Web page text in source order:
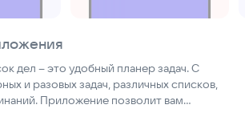
дел – это удобный планер задач. С
и разовых задач, различных списков,
Приложение позволит вам